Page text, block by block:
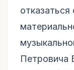
Петровича